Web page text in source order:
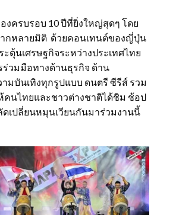
องครบรอบ 10 ปีที่ยิ่งใหญ่สุดๆ โดย
กหลายมิติ ด้วยคอนเทนต์ของญี่ปุ่น
ตุ้นเศรษฐกิจระหว่างประเทศไทย
ร่วมมือทางด้านธุรกิจ ด้าน
มบันเทิงทุกรูปแบบ ดนตรี ซีรีส์ รวม
คนไทยและชาวต่างชาติได้ชิม ช้อป
เปลี่ยนหมุนเวียนกันมาร่วมงานนี้